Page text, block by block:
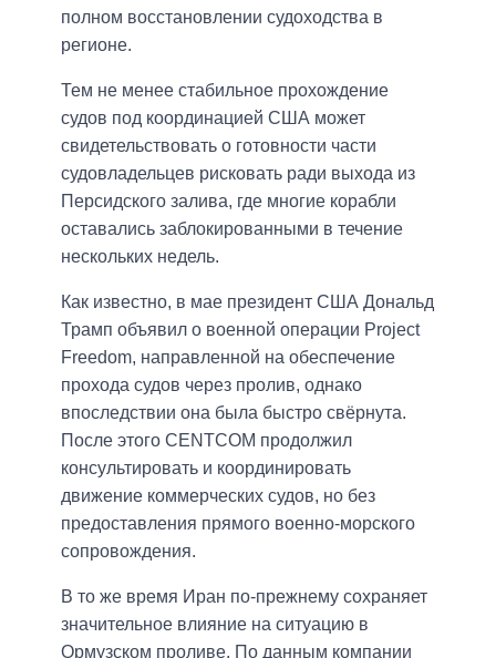
полном восстановлении судоходства в
регионе.
Тем не менее стабильное прохождение
судов под координацией США может
свидетельствовать о готовности части
судовладельцев рисковать ради выхода из
Персидского залива, где многие корабли
оставались заблокированными в течение
нескольких недель.
Как известно, в мае президент США Дональд
Трамп объявил о военной операции Project
Freedom, направленной на обеспечение
прохода судов через пролив, однако
впоследствии она была быстро свёрнута.
После этого CENTCOM продолжил
консультировать и координировать
движение коммерческих судов, но без
предоставления прямого военно-морского
сопровождения.
В то же время Иран по-прежнему сохраняет
значительное влияние на ситуацию в
Ормузском проливе. По данным компании